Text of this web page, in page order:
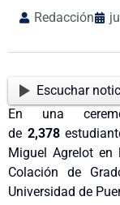
Redacción
Escuchar
En una
de 2,378
Miguel Agrelot en
Colación de
Universidad de